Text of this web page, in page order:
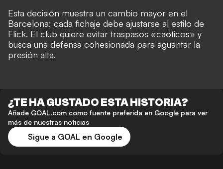
Esta decisión muestra un cambio mayor en el
Barcelona: cada fichaje debe ajustarse al estilo de
Flick. El club quiere evitar traspasos «caóticos» y
busca una defensa cohesionada para aguantar la
presión alta.
¿TE HA GUSTADO ESTA HISTORIA?
Añade GOAL.com como fuente preferida en Google para ver
más de nuestras noticias
Sigue a GOAL en Google